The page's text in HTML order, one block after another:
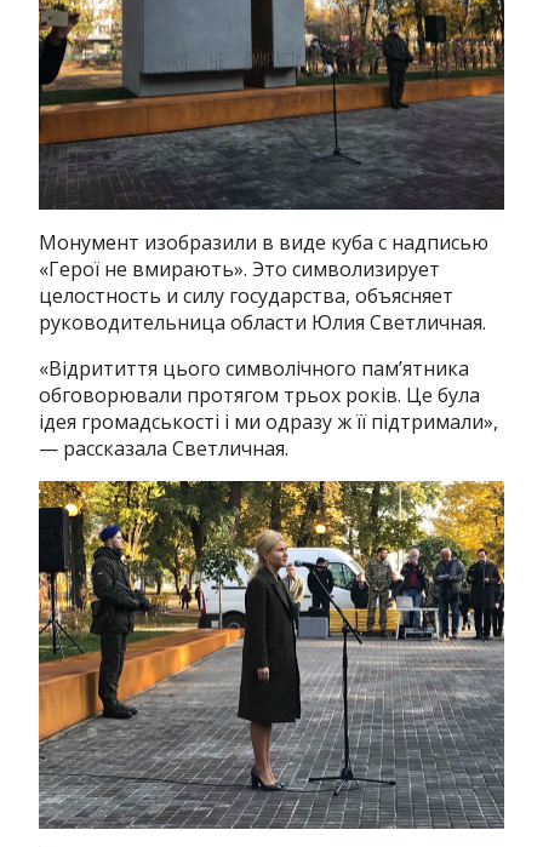
Монумент изобразили в виде куба с надписью
«Герої не вмирають». Это символизирует
целостность и силу государства, объясняет
руководительница области Юлия Светличная.
«Відритиття цього символічного пам’ятника
обговорювали протягом трьох років. Це була
ідея громадськості і ми одразу ж її підтримали»,
— рассказала Светличная.